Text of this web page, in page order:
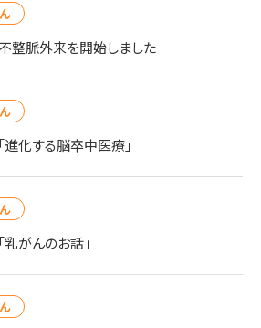
整脈外来を開始しました
化する脳卒中医療」
がんのお話」